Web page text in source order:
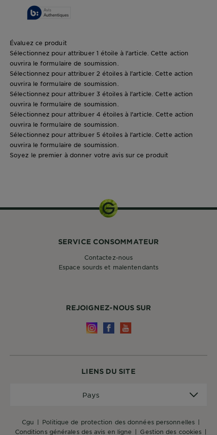
Évaluez ce produit
Sélectionnez pour attribuer 1 étoile à l'article. Cette action
ouvrira le formulaire de soumission.
Sélectionnez pour attribuer 2 étoiles à l'article. Cette action
ouvrira le formulaire de soumission.
Sélectionnez pour attribuer 3 étoiles à l'article. Cette action
ouvrira le formulaire de soumission.
Sélectionnez pour attribuer 4 étoiles à l'article. Cette action
ouvrira le formulaire de soumission.
Sélectionnez pour attribuer 5 étoiles à l'article. Cette action
ouvrira le formulaire de soumission.
Soyez le premier à donner votre avis sur ce produit
LIENS DU SITE
cgu
politique de protection des données personnelles
conditions générales des avis en ligne
gestion des cookies
Pays
REJOIGNEZ-NOUS SUR
SERVICE CONSOMMATEUR
Contactez-nous
Espace sourds et malentendants